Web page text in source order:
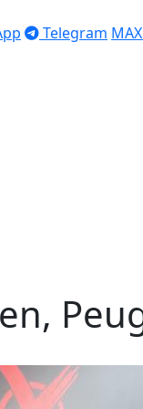
Telegram MAX